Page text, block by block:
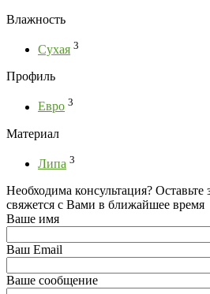
Влажность
Сухая 3
Профиль
Евро 3
Материал
Липа 3
Необходима консультация?
свяжется с Вами в ближайшее время
Ваше имя
Ваш Email
Ваше сообщение